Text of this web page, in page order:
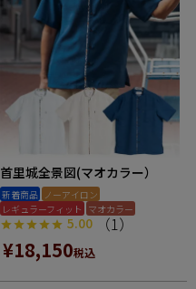
首里城全景図(マオカラー）
新着商品 ノーアイロン
レギュラーフィット マオカラー
5.00 （1）
¥18,150税込